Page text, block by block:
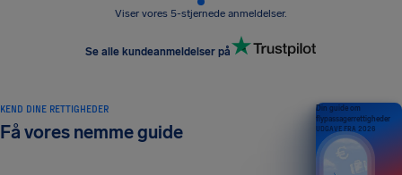
Viser vores 5-stjernede anmeldelser.
Se alle kundeanmeldelser på
KEND DINE RETTIGHEDER
Få vores nemme guide
Din guide om
flypassagerrettigheder
UDGAVE FRA 2026